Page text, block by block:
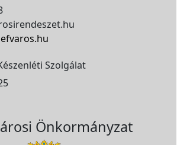
Szolgálat
Önkormányzat